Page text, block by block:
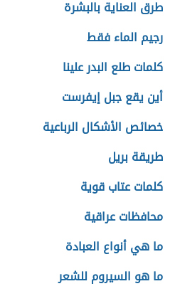
طرق العناية بالبشرة
رجيم الماء فقط
كلمات طلع البدر علينا
أين يقع جبل إيفرست
خصائص الأشكال الرباعية
طريقة بريل
كلمات عتاب قوية
محافظات عراقية
ما هي أنواع العبادة
ما هو السيروم للشعر